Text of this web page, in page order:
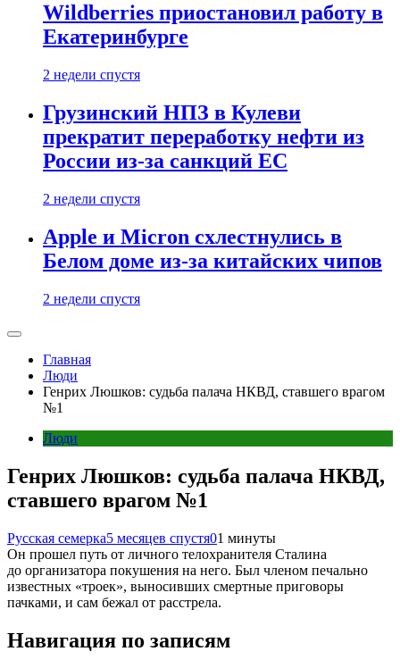
Wildberries приостановил работу в
Екатеринбурге
2 недели спустя
Грузинский НПЗ в Кулеви
прекратит переработку нефти из
России из-за санкций ЕС
2 недели спустя
Apple и Micron схлестнулись в
Белом доме из-за китайских чипов
2 недели спустя
Главная
Люди
Генрих Люшков: судьба палача НКВД, ставшего врагом
№1
Люди
Генрих Люшков: судьба палача НКВД,
ставшего врагом №1
Русская семерка5 месяцев спустя01 минуты
Он прошел путь от личного телохранителя Сталина
до организатора покушения на него. Был членом печально
известных «троек», выносивших смертные приговоры
пачками, и сам бежал от расстрела.
Навигация по записям